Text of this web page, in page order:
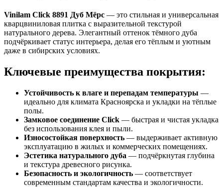
Vinilam Click 8891 Дуб Мёрс — это стильная и универсальная
кварцвиниловая плитка с выразительной текстурой
натурального дерева. Элегантный оттенок тёмного дуба
подчёркивает статус интерьера, делая его тёплым и уютным
даже в сибирских условиях.
Ключевые преимущества покрытия:
Устойчивость к влаге и перепадам температуры —
идеально для климата Красноярска и укладки на тёплые
полы.
Замковое соединение Click — быстрая и чистая укладка
без использования клея и пыли.
Износостойкая поверхность — выдерживает активную
эксплуатацию в жилых и коммерческих помещениях.
Эстетика натурального дуба — подчёркнутая глубина
и текстура древесного рисунка.
Безопасность и экологичность — соответствует
современным стандартам качества и экологичности.